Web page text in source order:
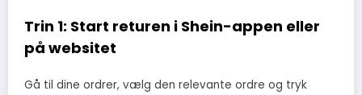
Trin 1: Start returen i Shein-appen eller
på websitet
Gå til dine ordrer, vælg den relevante ordre og tryk